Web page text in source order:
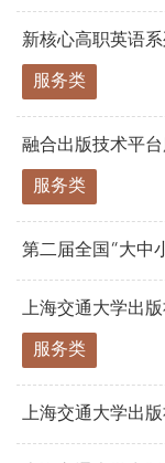
新核心高职英语
服务类
融合出版技术平
服务类
第二届全国“大中
上海交通大学出
服务类
上海交通大学出